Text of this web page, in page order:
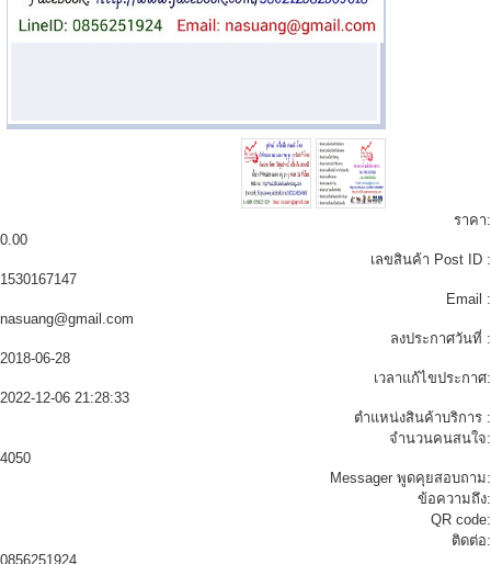
ราคา:
0.00
เลขสินค้า Post ID :
1530167147
Email :
nasuang@gmail.com
ลงประกาศวันที่ :
2018-06-28
เวลาแก้ไขประกาศ:
2022-12-06 21:28:33
ตำแหน่งสินค้าบริการ :
จำนวนคนสนใจ:
4050
Messager พูดคุยสอบถาม:
ข้อความถึง:
QR code:
ติดต่อ:
0856251924